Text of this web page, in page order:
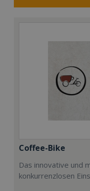
Coffee-Bike
Das innovative und
konkurrenzlosen